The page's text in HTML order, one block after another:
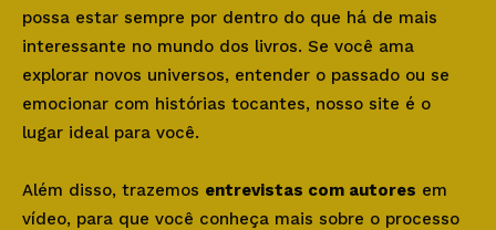
possa estar sempre por dentro do que há de mais
interessante no mundo dos livros. Se você ama
explorar novos universos, entender o passado ou se
emocionar com histórias tocantes, nosso site é o
lugar ideal para você.
Além disso, trazemos entrevistas com autores em
vídeo, para que você conheça mais sobre o processo